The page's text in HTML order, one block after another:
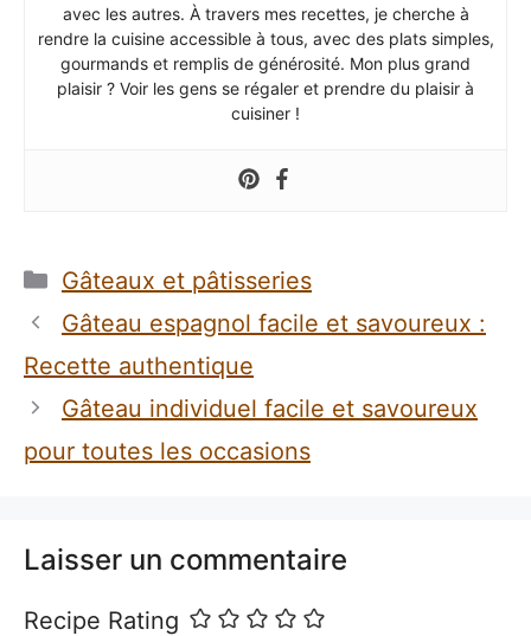
avec les autres. À travers mes recettes, je cherche à
rendre la cuisine accessible à tous, avec des plats simples,
gourmands et remplis de générosité. Mon plus grand
plaisir ? Voir les gens se régaler et prendre du plaisir à
cuisiner !
Catégories
Gâteaux et pâtisseries
Gâteau espagnol facile et savoureux :
Recette authentique
Gâteau individuel facile et savoureux
pour toutes les occasions
Laisser un commentaire
Recipe Rating